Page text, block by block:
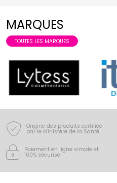
MARQUES
TOUTES LES MARQUES
Origine des produits certifiée
par le Ministère de la Santé
Paiement en ligne simple et
100% sécurisé